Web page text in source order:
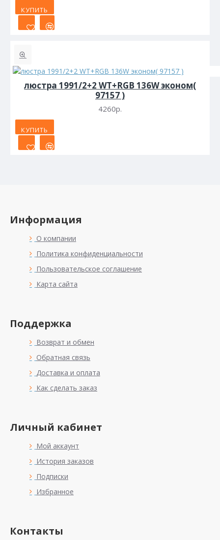
КУПИТЬ
люстра 1991/2+2 WT+RGB 136W эконом(
97157 )
4260р.
КУПИТЬ
Информация
О компании
Политика конфиденциальности
Пользовательское соглашение
Карта сайта
Поддержка
Возврат и обмен
Обратная связь
Доставка и оплата
Как сделать заказ
Личный кабинет
Мой аккаунт
История заказов
Подписки
Избранное
Контакты